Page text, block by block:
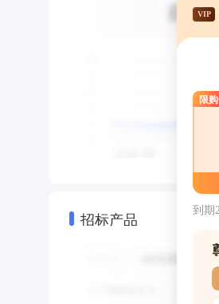
招标产品
VIP
限
到期